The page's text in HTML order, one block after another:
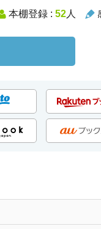
本棚登録 : 52人